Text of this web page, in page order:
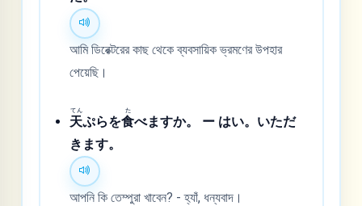
আমি ডিরেক্টরের কাছ থেকে ব্যবসায়িক ভ্রমণের উপহার
পেয়েছি।
天
てん
ぷらを食
た
べますか。 ー はい。いただ
きます。
আপনি কি তেম্পুরা খাবেন? - হ্যাঁ, ধন্যবাদ।